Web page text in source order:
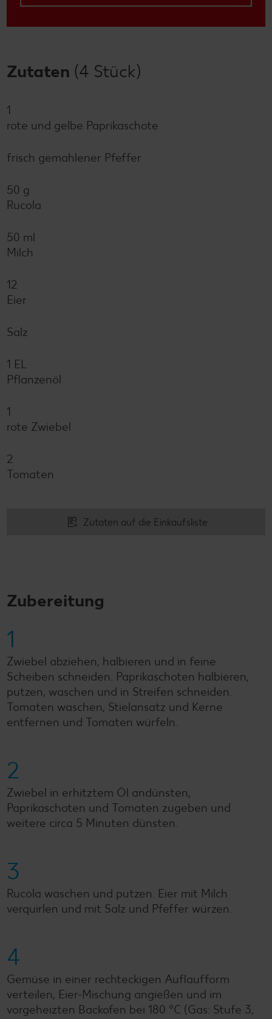
Zutaten (4 Stück)
1
rote und gelbe Paprikaschote
frisch gemahlener Pfeffer
50 g
Rucola
50 ml
Milch
12
Eier
Salz
1 EL
Pflanzenöl
1
rote Zwiebel
2
Tomaten
Zutaten auf die Einkaufsliste
Zubereitung
1
Zwiebel abziehen, halbieren und in feine
Scheiben schneiden. Paprikaschoten halbieren,
putzen, waschen und in Streifen schneiden.
Tomaten waschen, Stielansatz und Kerne
entfernen und Tomaten würfeln.
2
Zwiebel in erhitztem Öl andünsten,
Paprikaschoten und Tomaten zugeben und
weitere circa 5 Minuten dünsten.
3
Rucola waschen und putzen. Eier mit Milch
verquirlen und mit Salz und Pfeffer würzen.
4
Gemüse in einer rechteckigen Auflaufform
verteilen, Eier-Mischung angießen und im
vorgeheizten Backofen bei 180 °C (Gas: Stufe 3,